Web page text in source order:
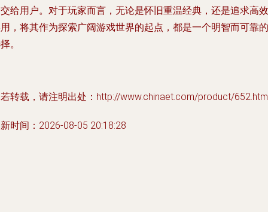
给用户。对于玩家而言，无论是怀旧重温经典，还是追求高效
，将其作为探索广阔游戏世界的起点，都是一个明智而可靠的
。
转载，请注明出处：http://www.chinaet.com/product/
时间：2026-08-05 20:18:28